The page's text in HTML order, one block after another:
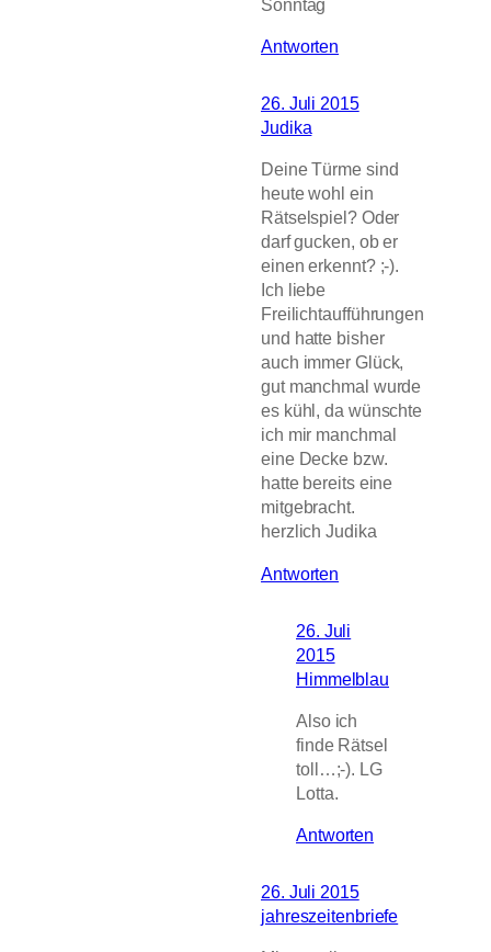
Sonntag
Antworten
26. Juli 2015
Judika
Deine Türme sind
heute wohl ein
Rätselspiel? Oder
darf gucken, ob er
einen erkennt? ;-).
Ich liebe
Freilichtaufführungen
und hatte bisher
auch immer Glück,
gut manchmal wurde
es kühl, da wünschte
ich mir manchmal
eine Decke bzw.
hatte bereits eine
mitgebracht.
herzlich Judika
Antworten
26. Juli
2015
Himmelblau
Also ich
finde Rätsel
toll…;-). LG
Lotta.
Antworten
26. Juli 2015
jahreszeitenbriefe